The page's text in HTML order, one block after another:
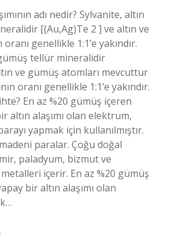
adı nedir? Sylvanite, altın
[(Au,Ag)Te 2 ] ve altın ve
genellikle 1:1’e yakındır.
tellür mineralidir
ve gümüş atomları mevcuttur
oranı genellikle 1:1’e yakındır.
En az %20 gümüş içeren
altın alaşımı olan elektrum,
yapmak için kullanılmıştır.
paralar. Çoğu doğal
paladyum, bizmut ve
içerir. En az %20 gümüş
bir altın alaşımı olan